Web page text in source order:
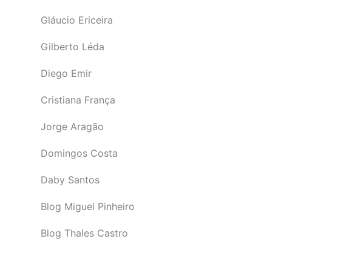
Gláucio Ericeira
Gilberto Léda
Diego Emir
Cristiana França
Jorge Aragão
Domingos Costa
Daby Santos
Blog Miguel Pinheiro
Blog Thales Castro